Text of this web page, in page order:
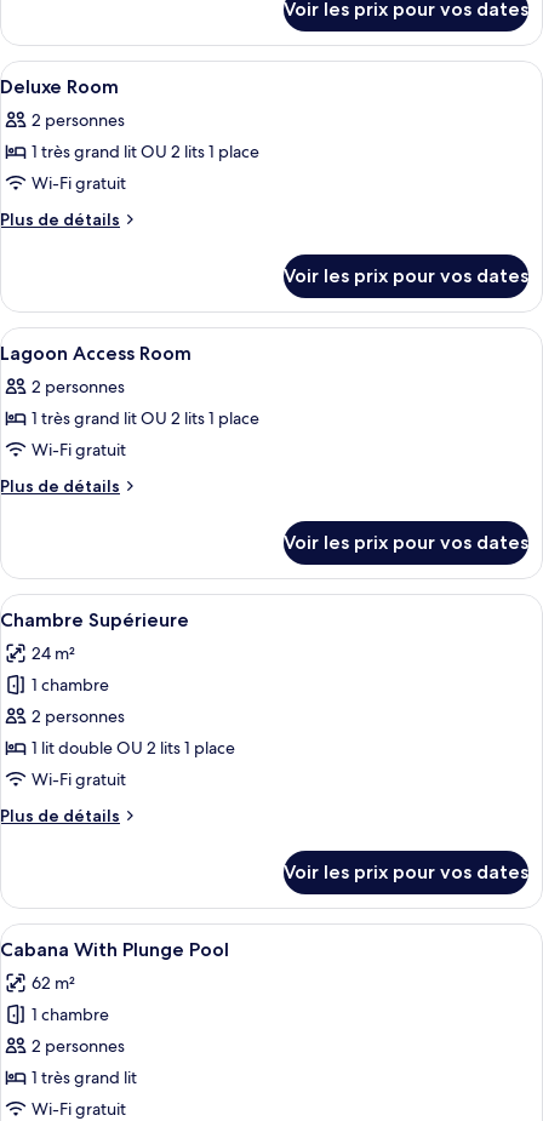
chambre :
Deluxe
Pool
View
Room
le
type
de
Deluxe
Pool
Room
Voir les prix pour vos dates
Afficher
toutes
les
photos
pour
ce
chambre :
Deluxe
Room
Coffres-forts dans les chambres,
4
Deluxe Room
2 personnes
1 très grand lit OU 2 lits 1 place
Wi-Fi gratuit
Plus de détails
Plus
le
type
de
chambre
Deluxe
Room
Voir les prix pour vos dates
Afficher
toutes
les
photos
pour
ce
chambre :
Lagoon
Access
Room
Douche, articles de toilette gratuits,
3
Lagoon Access Room
2 personnes
1 très grand lit OU 2 lits 1 place
Wi-Fi gratuit
Plus de détails
Plus
le
type
de
Lagoon
Access
Voir les prix pour vos dates
Afficher
toutes
les
photos
pour
ce
type
chambre :
Une chambre d’hôtel avec un grand
10
Chambre Supérieure
24 m²
1 chambre
2 personnes
1 lit double OU 2 lits 1 place
Wi-Fi gratuit
Plus de détails
Plus
le
type
de
Chambre
Supérieure
Voir les prix pour vos dates
Afficher
toutes
les
photos
pour
ce
type
Une chambre d’hôtel avec un grand
13
Cabana With Plunge Pool
62 m²
1 chambre
2 personnes
1 très grand lit
Wi-Fi gratuit